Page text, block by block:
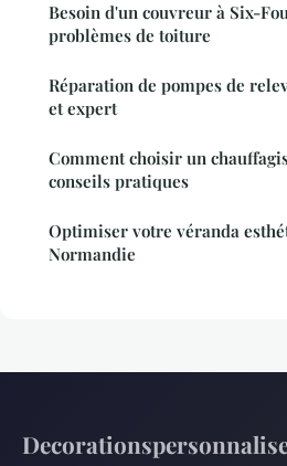
Besoin d'un couvreur à Six-
problèmes de toiture
Réparation de pompes de
et expert
Comment choisir un
conseils pratiques
Optimiser votre véranda
Normandie